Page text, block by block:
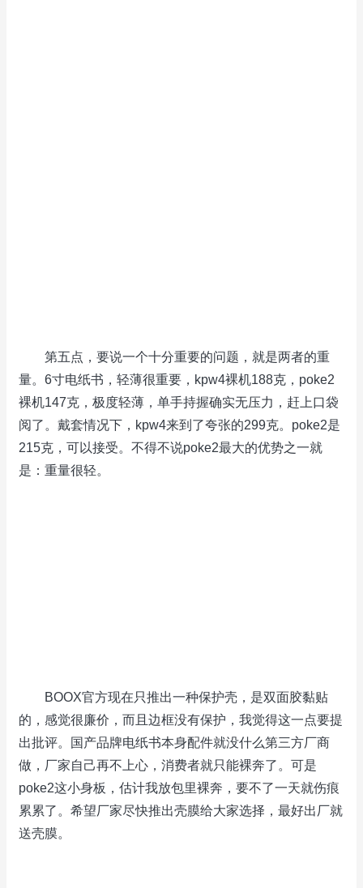
第五点，要说一个十分重要的问题，就是两者的重
量。6寸电纸书，轻薄很重要，kpw4裸机188克，poke2
裸机147克，极度轻薄，单手持握确实无压力，赶上口袋
阅了。戴套情况下，kpw4来到了夸张的299克。poke2是
215克，可以接受。不得不说poke2最大的优势之一就
是：重量很轻。
BOOX官方现在只推出一种保护壳，是双面胶黏贴
的，感觉很廉价，而且边框没有保护，我觉得这一点要提
出批评。国产品牌电纸书本身配件就没什么第三方厂商
做，厂家自己再不上心，消费者就只能裸奔了。可是
poke2这小身板，估计我放包里裸奔，要不了一天就伤痕
累累了。希望厂家尽快推出壳膜给大家选择，最好出厂就
送壳膜。